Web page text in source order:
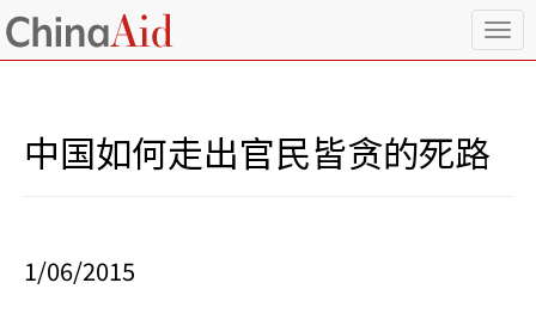
T
o
中国如何走出官民皆贪的死路
1/06/2015